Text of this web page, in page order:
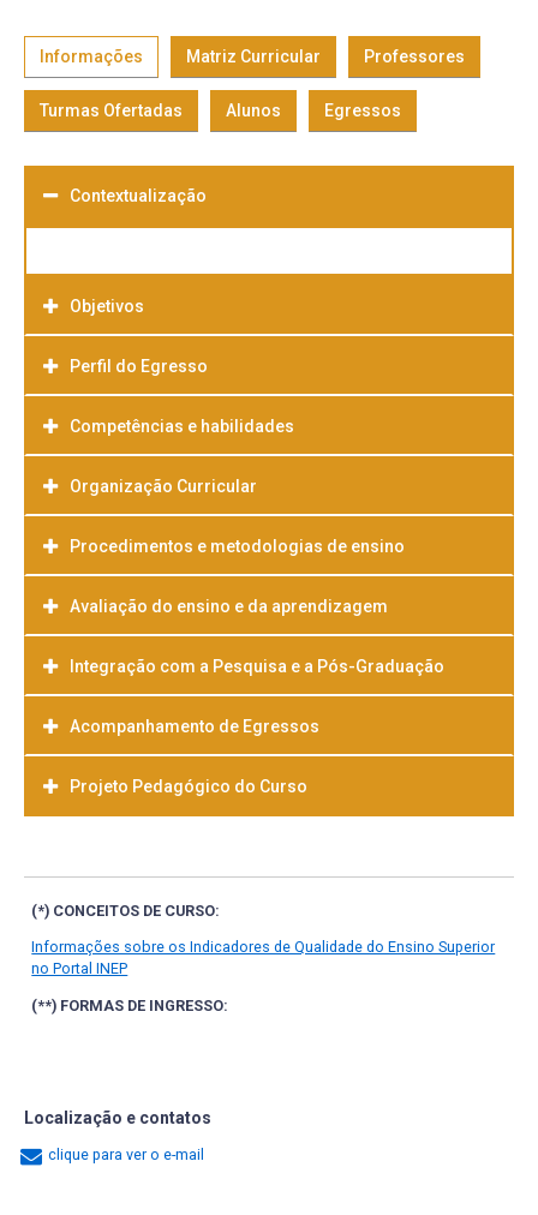
Informações Matriz Curricular Professores
Turmas Ofertadas Alunos Egressos
Contextualização
Objetivos
Perfil do Egresso
Competências e habilidades
Organização Curricular
Procedimentos e metodologias de ensino
Avaliação do ensino e da aprendizagem
Integração com a Pesquisa e a Pós-Graduação
Acompanhamento de Egressos
Projeto Pedagógico do Curso
(*) CONCEITOS DE CURSO:
Informações sobre os Indicadores de Qualidade do Ensino Superior
no Portal INEP
(**) FORMAS DE INGRESSO:
Localização e contatos
clique para ver o e-mail